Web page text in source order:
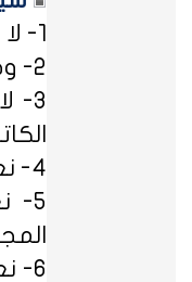
1- لا يتعامل منتدى منهل الثقافة التربوية مع مصطلح ﴿التسجيل المبدئي﴾، فالمشاركات متاحة للجميع.
2- وجوب توثيق المشاركات وفق الأساليب العلمية لتوثيق المعلومات حفظاً للحقوق الفكرية وتيسيراً للباحث عن المعلومة.
3-
4- نعتذر عن عدم نشر المشاركات التي لا تتضمن الاسم الحقيقي - ثلاثياً على الأقل - ﴿المسلمون عند شروطهم في تدوين الاسم﴾.
5-
6-